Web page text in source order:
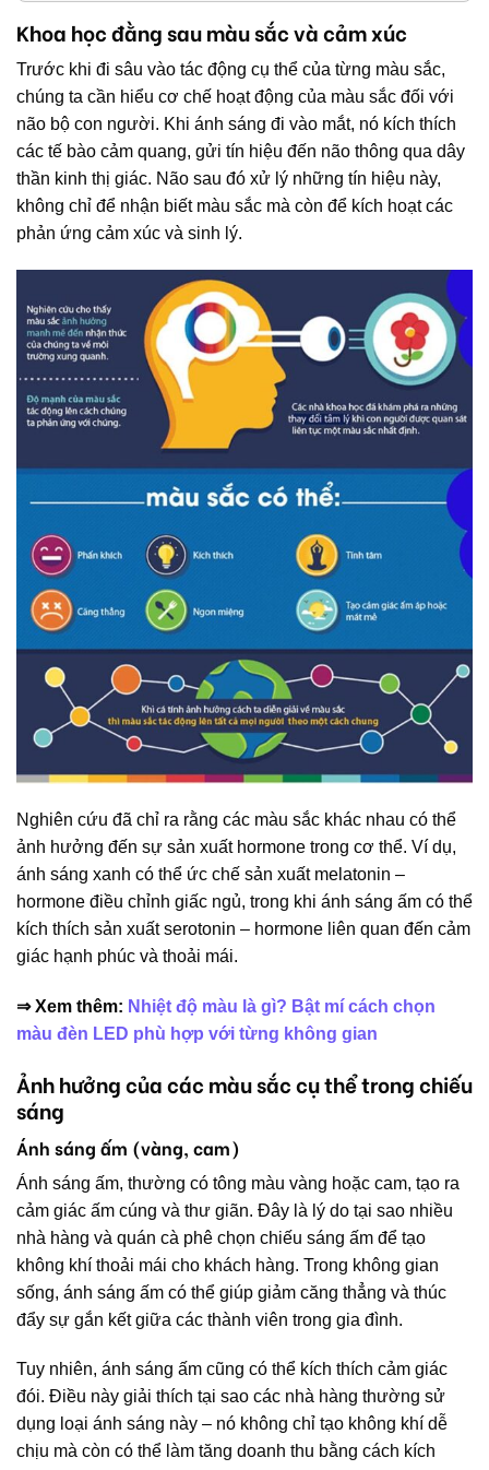
Khoa học đằng sau màu sắc và cảm xúc
Trước khi đi sâu vào tác động cụ thể của từng màu sắc,
chúng ta cần hiểu cơ chế hoạt động của màu sắc đối với
não bộ con người. Khi ánh sáng đi vào mắt, nó kích thích
các tế bào cảm quang, gửi tín hiệu đến não thông qua dây
thần kinh thị giác. Não sau đó xử lý những tín hiệu này,
không chỉ để nhận biết màu sắc mà còn để kích hoạt các
phản ứng cảm xúc và sinh lý.
Nghiên cứu đã chỉ ra rằng các màu sắc khác nhau có thể
ảnh hưởng đến sự sản xuất hormone trong cơ thể. Ví dụ,
ánh sáng xanh có thể ức chế sản xuất melatonin –
hormone điều chỉnh giấc ngủ, trong khi ánh sáng ấm có thể
kích thích sản xuất serotonin – hormone liên quan đến cảm
giác hạnh phúc và thoải mái.
⇒ Xem thêm: Nhiệt độ màu là gì? Bật mí cách chọn
màu đèn LED phù hợp với từng không gian
Ảnh hưởng của các màu sắc cụ thể trong chiếu
sáng
Ánh sáng ấm (vàng, cam)
Ánh sáng ấm, thường có tông màu vàng hoặc cam, tạo ra
cảm giác ấm cúng và thư giãn. Đây là lý do tại sao nhiều
nhà hàng và quán cà phê chọn chiếu sáng ấm để tạo
không khí thoải mái cho khách hàng. Trong không gian
sống, ánh sáng ấm có thể giúp giảm căng thẳng và thúc
đẩy sự gắn kết giữa các thành viên trong gia đình.
Tuy nhiên, ánh sáng ấm cũng có thể kích thích cảm giác
đói. Điều này giải thích tại sao các nhà hàng thường sử
dụng loại ánh sáng này – nó không chỉ tạo không khí dễ
chịu mà còn có thể làm tăng doanh thu bằng cách kích